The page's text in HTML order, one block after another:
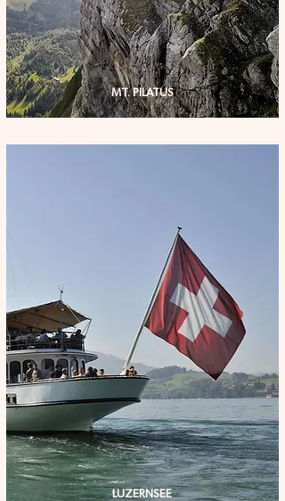
MT. PILATUS
LUZERNSEE